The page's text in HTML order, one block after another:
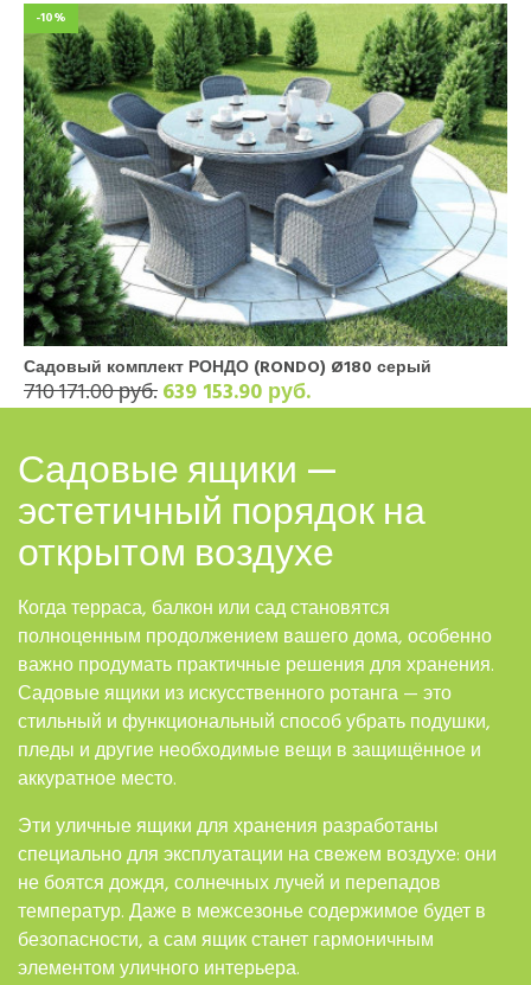
-10%
Садовый комплект РОНДО (RONDO) Ø180 серый
710 171.00 руб.639 153.90 руб.
Садовые ящики —
эстетичный порядок на
открытом воздухе
Когда терраса, балкон или сад становятся
полноценным продолжением вашего дома, особенно
важно продумать практичные решения для хранения.
Садовые ящики из искусственного ротанга — это
стильный и функциональный способ убрать подушки,
пледы и другие необходимые вещи в защищённое и
аккуратное место.
Эти уличные ящики для хранения разработаны
специально для эксплуатации на свежем воздухе: они
не боятся дождя, солнечных лучей и перепадов
температур. Даже в межсезонье содержимое будет в
безопасности, а сам ящик станет гармоничным
элементом уличного интерьера.